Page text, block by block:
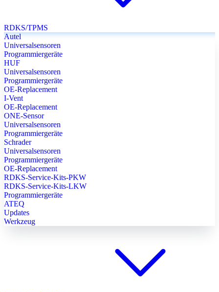
RDKS/TPMS
Autel
Universalsensoren
Programmiergeräte
HUF
Universalsensoren
Programmiergeräte
OE-Replacement
I-Vent
OE-Replacement
ONE-Sensor
Universalsensoren
Programmiergeräte
Schrader
Universalsensoren
Programmiergeräte
OE-Replacement
RDKS-Service-Kits-PKW
RDKS-Service-Kits-LKW
Programmiergeräte
ATEQ
Updates
Werkzeug